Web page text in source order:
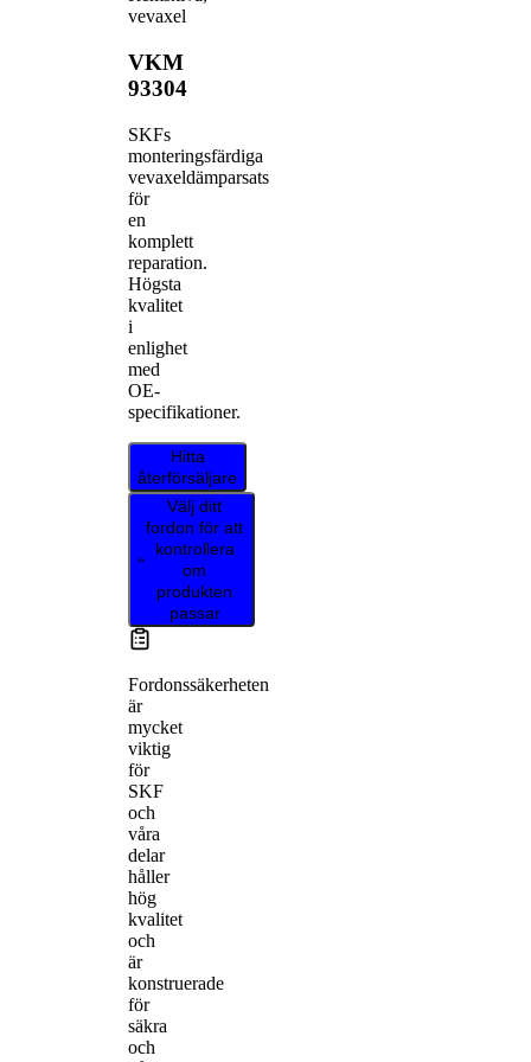
vevaxel
VKM
93304
SKFs
monteringsfärdiga
vevaxeldämparsats
för
en
komplett
reparation.
Högsta
kvalitet
i
enlighet
med
OE-
specifikationer.
Hitta
återförsäljare
Välj ditt
fordon för att
kontrollera
om
produkten
passar
Fordonssäkerheten
är
mycket
viktig
för
SKF
och
våra
delar
håller
hög
kvalitet
och
är
konstruerade
för
säkra
och